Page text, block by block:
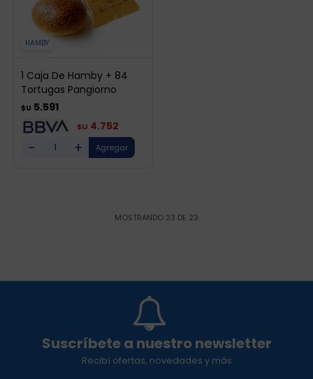
HAMBY
1 Caja De Hamby + 84
Tortugas Pangiorno
$U 5.591
$U 4.752
- +
MOSTRANDO 23 DE 23
Suscríbete a nuestro newsletter
Recibí ofertas, novedades y más